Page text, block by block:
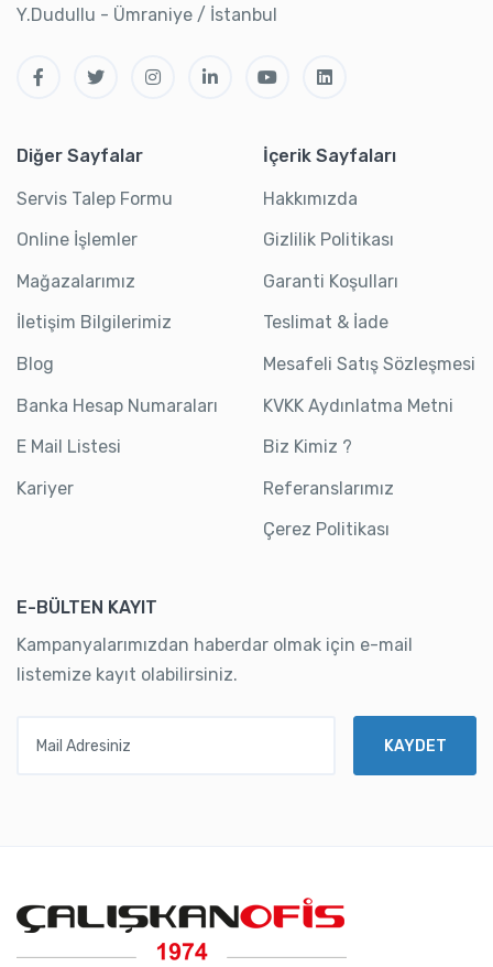
Y.Dudullu - Ümraniye / İstanbul
Diğer Sayfalar
Servis Talep Formu
Online İşlemler
Mağazalarımız
İletişim Bilgilerimiz
Blog
Banka Hesap Numaraları
E Mail Listesi
Kariyer
İçerik Sayfaları
Hakkımızda
Gizlilik Politikası
Garanti Koşulları
Teslimat & İade
Mesafeli Satış Sözleşmesi
KVKK Aydınlatma Metni
Biz Kimiz ?
Referanslarımız
Çerez Politikası
E-BÜLTEN KAYIT
Kampanyalarımızdan haberdar olmak için e-mail
listemize kayıt olabilirsiniz.
KAYDET